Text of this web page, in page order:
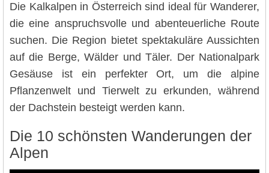
Die Kalkalpen in Österreich sind ideal für Wanderer,
die eine anspruchsvolle und abenteuerliche Route
suchen. Die Region bietet spektakuläre Aussichten
auf die Berge, Wälder und Täler. Der Nationalpark
Gesäuse ist ein perfekter Ort, um die alpine
Pflanzenwelt und Tierwelt zu erkunden, während
der Dachstein besteigt werden kann.
Die 10 schönsten Wanderungen der
Alpen